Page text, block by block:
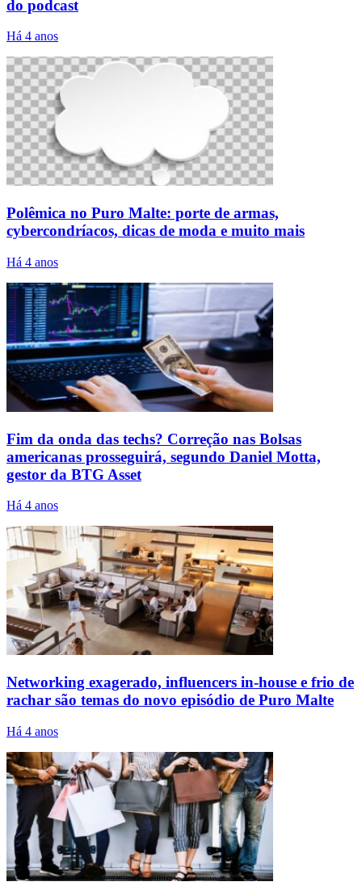
do podcast
Há 4 anos
Polêmica no Puro Malte: porte de armas,
cybercondríacos, dicas de moda e muito mais
Há 4 anos
Fim da onda das techs? Correção nas Bolsas
americanas prosseguirá, segundo Daniel Motta,
gestor da BTG Asset
Há 4 anos
Networking exagerado, influencers in-house e frio de
rachar são temas do novo episódio de Puro Malte
Há 4 anos